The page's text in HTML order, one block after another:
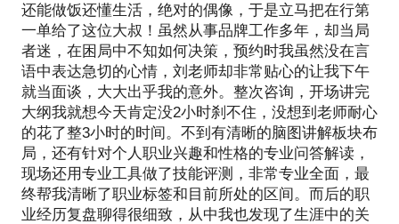
还能做饭还懂生活，绝对的偶像，于是立马把在行第
一单给了这位大叔！虽然从事品牌工作多年，却当局
者迷，在困局中不知如何决策，预约时我虽然没在言
语中表达急切的心情，刘老师却非常贴心的让我下午
就当面谈，大大出乎我的意外。整次咨询，开场讲完
大纲我就想今天肯定没2小时刹不住，没想到老师耐心
的花了整3小时的时间。不到有清晰的脑图讲解板块布
局，还有针对个人职业兴趣和性格的专业问答解读，
现场还用专业工具做了技能评测，非常专业全面，最
终帮我清晰了职业标签和目前所处的区间。而后的职
业经历复盘聊得很细致，从中我也发现了生涯中的关